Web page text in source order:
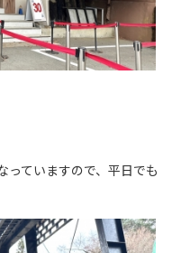
っていますので、平日でも